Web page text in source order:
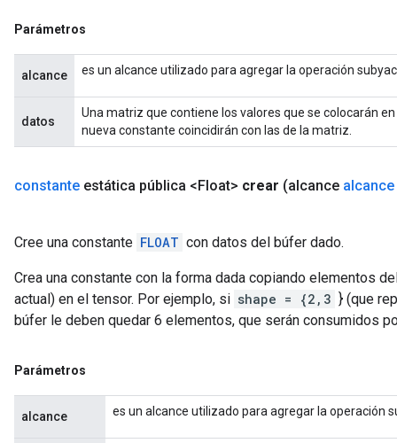
Parámetros
alcance es un alcance utilizado para agregar la operación
datos
Una matriz que contiene los valores que se colocarán
nueva constante coincidirán con las de la matriz.
constante estática pública <Float> crear (alcance alcance
Cree una constante FLOAT con datos del búfer dado.
Crea una constante con la forma dada copiando elementos
actual) en el tensor. Por ejemplo, si shape = {2,3 } (que
búfer le deben quedar 6 elementos, que serán consumidos
Parámetros
alcance es un alcance utilizado para agregar la operación